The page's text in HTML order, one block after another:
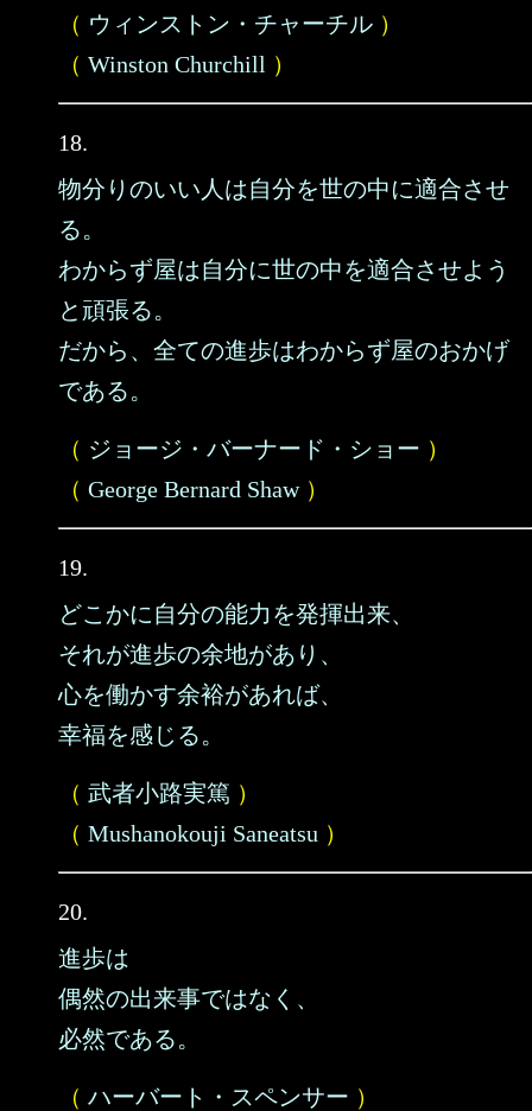
（ ウィンストン・チャーチル ）
（ Winston Churchill ）
18.
物分りのいい人は自分を世の中に適合させ
る。
わからず屋は自分に世の中を適合させよう
と頑張る。
だから、全ての進歩はわからず屋のおかげ
である。
（ ジョージ・バーナード・ショー ）
（ George Bernard Shaw）
19.
どこかに自分の能力を発揮出来、
それが進歩の余地があり、
心を働かす余裕があれば、
幸福を感じる。
（ 武者小路実篤 ）
（ Mushanokouji Saneatsu ）
20.
進歩は
偶然の出来事ではなく、
必然である。
（ ハーバート・スペンサー ）